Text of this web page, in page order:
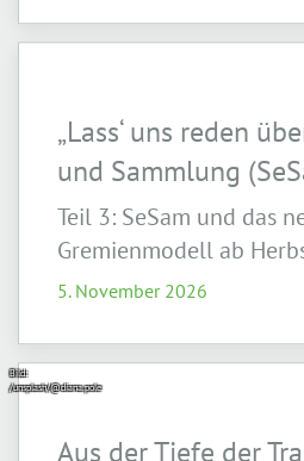
„Lass‘ uns reden
und Sammlung
Teil 3: SeSam und das
Gremienmodell ab
5. November 2026
Bild:
/unsplash/@diana.pole
Aus der Tiefe der